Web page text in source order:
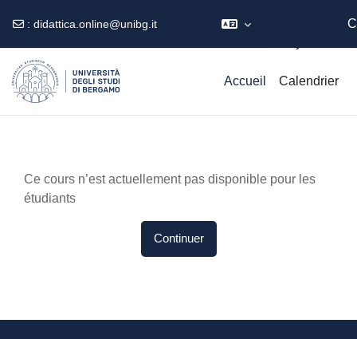
: didattica.online@unibg.it
Accueil Calendrier
Ce cours n’est actuellement pas disponible pour les
étudiants
Continuer